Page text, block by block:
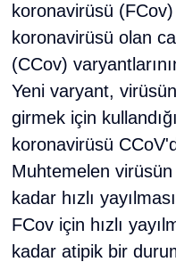
koronavirüsü
koronavirüsü olan
(CCov)
Yeni varyant,
girmek için
koronavirüsü
Muhtemelen
kadar hızlı
FCov için hızlı
kadar atipik bir